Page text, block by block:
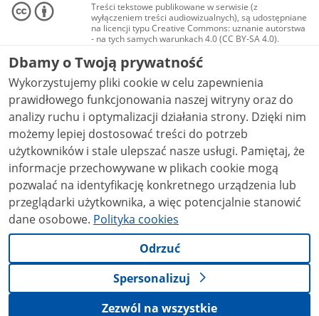
Treści tekstowe publikowane w serwisie (z
wyłączeniem treści audiowizualnych), są udostępniane
na licencji typu Creative Commons: uznanie autorstwa
- na tych samych warunkach 4.0 (CC BY-SA 4.0).
Materiały audiowizualne, w tym zdjęcia, materiały
audio i wideo, są udostępniane na licencji typu
Creative Commons: uznanie autorstwa użycie
niekomercyjne - bez utworów zależnych 4.0 (CC BY-
NC-ND 4.0), o ile nie jest to stwierdzone inaczej.
Dbamy o Twoją prywatność
Wykorzystujemy pliki cookie w celu zapewnienia
prawidłowego funkcjonowania naszej witryny oraz do
analizy ruchu i optymalizacji działania strony. Dzięki nim
możemy lepiej dostosować treści do potrzeb
użytkowników i stale ulepszać nasze usługi. Pamiętaj, że
informacje przechowywane w plikach cookie mogą
pozwalać na identyfikację konkretnego urządzenia lub
przeglądarki użytkownika, a więc potencjalnie stanowić
dane osobowe. Polityka cookies
Odrzuć
Spersonalizuj
Zezwól na wszystkie